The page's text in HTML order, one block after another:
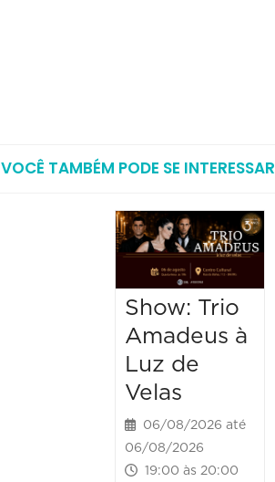
VOCÊ TAMBÉM PODE SE INTERESSAR
Show: Trio
Amadeus à
Luz de
Velas
06/08/2026 até
06/08/2026
19:00 às 20:00